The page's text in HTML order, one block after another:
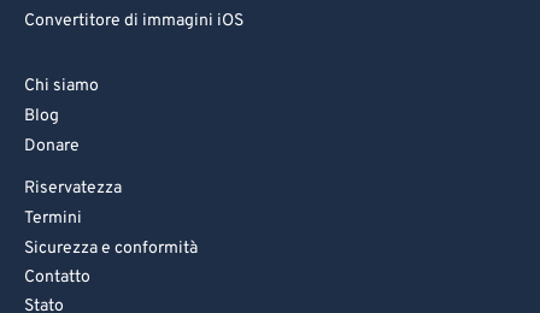
Convertitore di immagini iOS
Chi siamo
Blog
Donare
Riservatezza
Termini
Sicurezza e conformità
Contatto
Stato